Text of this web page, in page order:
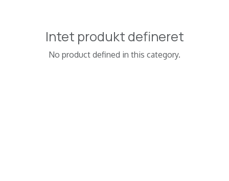
Intet produkt defineret
No product defined in this category.